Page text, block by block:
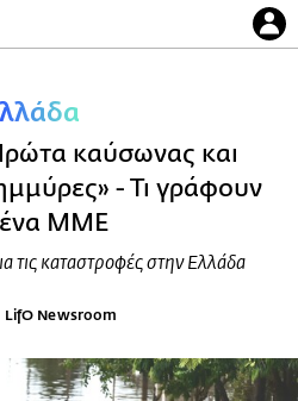
καύσωνας και
- Τι γράφουν
ΜΜΕ
τις καταστροφές στην Ελλάδα
LifO Newsroom